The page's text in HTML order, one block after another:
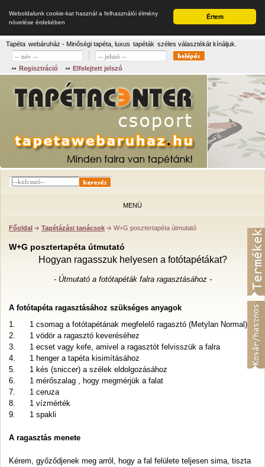
Értem
Weboldalunk cookie-kat használ a felhasználói élmény
növelése érdekében
Tapéta webáruház - Minőségi tapéta, luxus tapéták széles választékát kínáljuk.
Regisztráció Elfelejtett jelszó
MENÜ
Főoldal Tapétázási tanácsok W+G posztertapéta útmutató
W+G posztertapéta útmutató
Hogyan ragasszuk helyesen a fotótapétákat?
- Útmutató a fotótapéták falra ragasztásához -
A fotótapéta ragasztásához szükséges anyagok
1. 1 csomag a fotótapétának megfelelő ragasztó (Metylan Normal)
2. 1 vödör a ragasztó keveréséhez
3. 1 ecset vagy kefe, amivel a ragasztót felvisszük a falra
4. 1 henger a tapéta kisimításához
5. 1 kés (sniccer) a szélek eldolgozásához
6. 1 mérőszalag , hogy megmérjük a falat
7. 1 ceruza
8. 1 vízmérték
9. 1 spakli
A ragasztás menete
Kérem, győződjenek meg arról, hogy a fal felülete teljesen sima, tiszta